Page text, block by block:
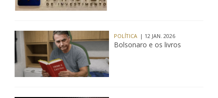
POLÍTICA | 12 JAN. 2026
Bolsonaro e os livros